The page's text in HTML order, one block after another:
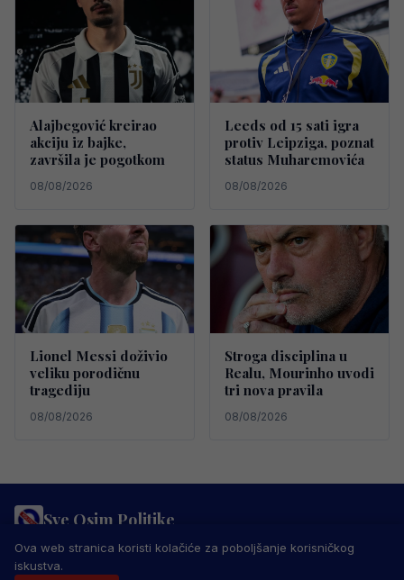
Alajbegović kreirao
akciju iz bajke,
završila je pogotkom
08/08/2026
Leeds od 15 sati igra
protiv Leipziga, poznat
status Muharemovića
08/08/2026
Lionel Messi doživio
veliku porodičnu
tragediju
08/08/2026
Stroga disciplina u
Realu, Mourinho uvodi
tri nova pravila
08/08/2026
Sve Osim Politike
PRAVILA PRIVATNOSTI MARKETING
USLOVI KORIŠTENJA
IMPRESSUM
© 2026 Sve Osim Politike. Sva prava zadržana.
Ova web stranica koristi kolačiće za poboljšanje korisničkog
iskustva.